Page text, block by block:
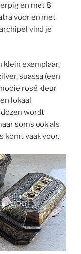
en met 8
voor en met
vind je
klein exemplaar.
suassa (een
rosé kleur
lokaal
wordt
soms ook als
komt vaak voor.